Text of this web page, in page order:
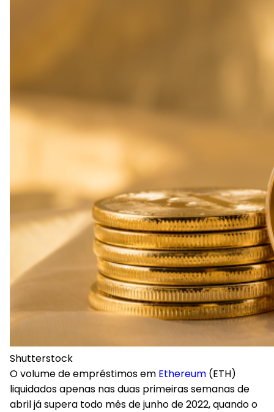
Shutterstock
O volume de empréstimos em Ethereum (ETH)
liquidados apenas nas duas primeiras semanas de
abril já supera todo mês de junho de 2022, quando o